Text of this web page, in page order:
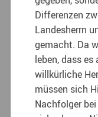
Differenzen
Landesherrn
gemacht. Da
leben, dass
willkürliche
müssen sich
Nachfolger